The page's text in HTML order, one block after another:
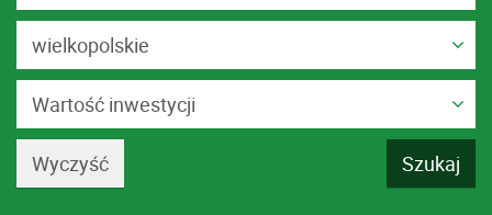
wielkopolskie
Wartość inwestycji